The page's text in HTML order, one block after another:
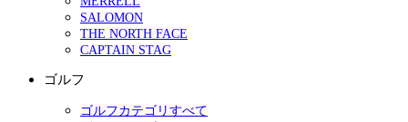
SALOMON
THE NORTH FACE
CAPTAIN STAG
ゴルフ
ゴルフカテゴリすべて